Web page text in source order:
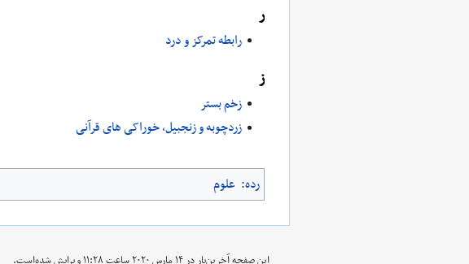
ر
رابطه تمرکز و درد
ز
زخم بستر
زردچوبه و زنجبیل، خوراکی های قرآنی
رده: علوم
این صفحه آخرین‌بار در ‏۱۴ مارس ۲۰۲۰ ساعت ‏۱۱:۲۸ ویرایش شده‌است.